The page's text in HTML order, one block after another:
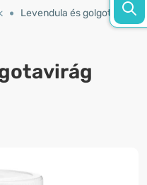
Levendula és golgotavirág